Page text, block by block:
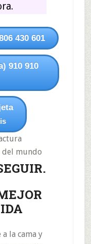
430 601
910 910
del mundo
a la cama y